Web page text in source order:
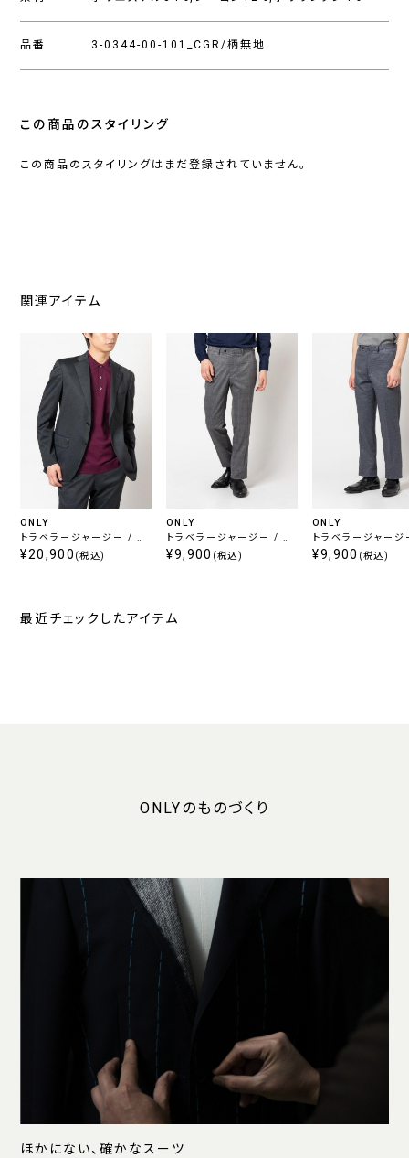
品番 3-0344-00-101_CGR/柄無地
この商品のスタイリング
この商品のスタイリングはまだ登録されていません。
関連アイテム
ONLY
トラベラージャージー / セ
ットアップジャケット チャコ
¥20,900 (税込)
ONLY
トラベラージャージー / セ
ットアップパンツ ライトグレ
¥9,900 (税込)
ONLY
トラベラージャー
ットアップパンツ グ
¥9,900 (税込)
最近チェックしたアイテム
ONLYのものづくり
ほかにない、確かなスーツ